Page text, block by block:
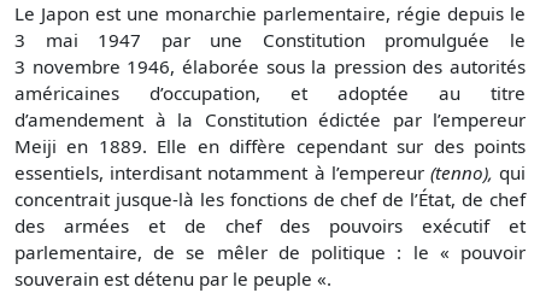
Le Japon est une monarchie parlementaire, régie depuis le
3 mai 1947 par une Constitution promulguée le
3 novembre 1946, élaborée sous la pression des autorités
américaines d’occupation, et adoptée au titre
d’amendement à la Constitution édictée par l’empereur
Meiji en 1889. Elle en diffère cependant sur des points
essentiels, interdisant notamment à l’empereur (tenno), qui
concentrait jusque-là les fonctions de chef de l’État, de chef
des armées et de chef des pouvoirs exécutif et
parlementaire, de se mêler de politique : le « pouvoir
souverain est détenu par le peuple «.